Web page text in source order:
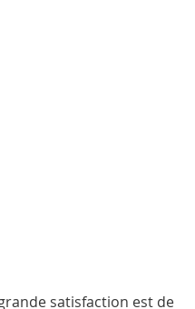
satisfaction est de